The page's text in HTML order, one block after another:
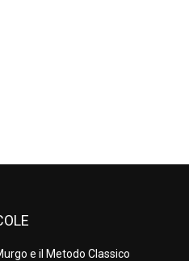
e il Metodo Classico